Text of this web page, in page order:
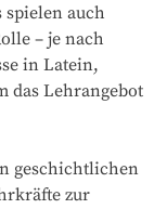
spielen auch
– je nach
in Latein,
das Lehrangebot
geschichtlichen
zur